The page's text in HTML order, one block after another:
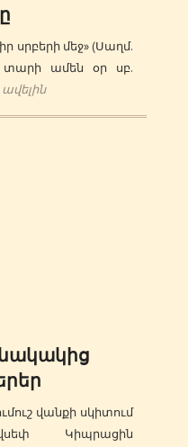
սրբերի մեջ» (Սաղմ.
ամեն օր սբ.
վանքի սկիտում
Կիպրացին